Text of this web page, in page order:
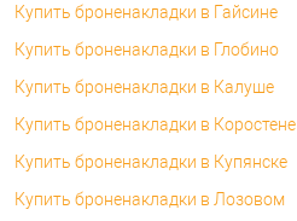
Купить броненакладки в Гайсине
Купить броненакладки в Глобино
Купить броненакладки в Калуше
Купить броненакладки в Коростене
Купить броненакладки в Купянске
Купить броненакладки в Лозовом